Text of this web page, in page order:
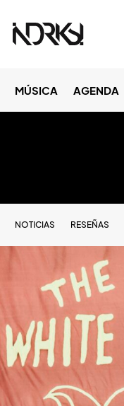
MÚSICA AGENDA
NOTICIAS RESEÑAS